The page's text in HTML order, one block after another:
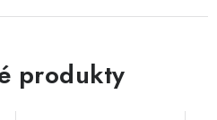
produkty